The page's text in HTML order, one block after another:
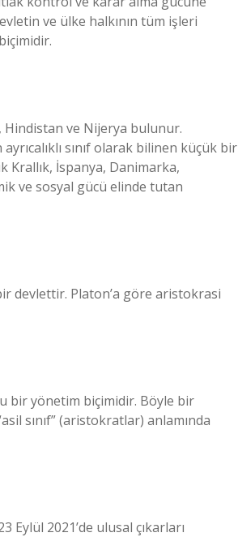
ve ülke halkının tüm işleri
Hindistan ve Nijerya bulunur.
sınıf olarak bilinen küçük bir
İspanya, Danimarka,
ve sosyal gücü elinde tutan
devlettir. Platon’a göre aristokrasi
bir yönetim biçimidir. Böyle bir
sınıf” (aristokratlar) anlamında
2021’de ulusal çıkarları